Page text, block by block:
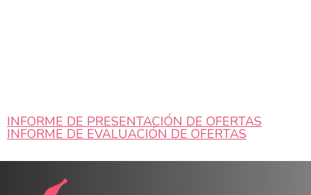
INFORME DE PRESENTACIÓN DE OFERTAS
INFORME DE EVALUACIÓN DE OFERTAS